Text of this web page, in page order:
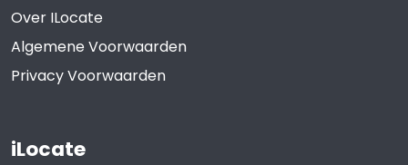
Over ILocate
Algemene Voorwaarden
Privacy Voorwaarden
iLocate